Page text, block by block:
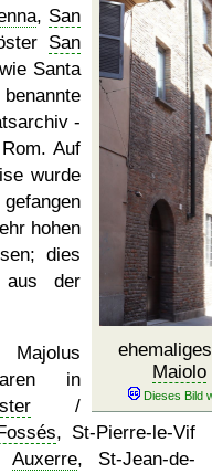
ehemaliges
Maiolo
, San
San
Santa
-
Auf
wurde
hohen
dies
aus der
in
/
, St-Pierre-le-Vif
Auxerre, St-Jean-de-